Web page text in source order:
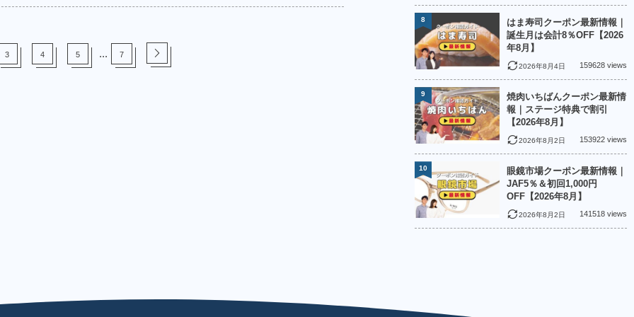
3 4 5 ... 7
はま寿司クーポン最新情報｜
誕生月は会計8％OFF【2026
年8月】
2026年8月4日 159628 views
8
焼肉いちばんクーポン最新情
報｜ステージ特典で割引
【2026年8月】
2026年8月2日 153922 views
9
眼鏡市場クーポン最新情報｜
JAF5％＆初回1,000円
OFF【2026年8月】
2026年8月2日 141518 views
10